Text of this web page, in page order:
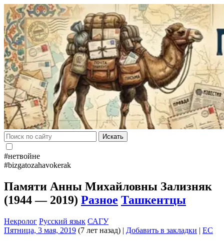
Искать
#нетвойне
#bizgatozahavokerak
Памяти Анны Михайловны Зализняк
(1944 — 2019) Разное Ташкентцы
Некролог Русский язык САГУ
Пятница, 3 мая, 2019 (7 лет назад) | Добавить в закладки | EC